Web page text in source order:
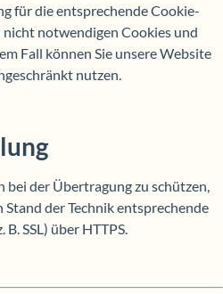
für die entsprechende Cookie-
notwendigen Cookies und
Fall können Sie unsere Website
nutzen.
bei der Übertragung zu schützen,
der Technik entsprechende
SSL) über HTTPS.